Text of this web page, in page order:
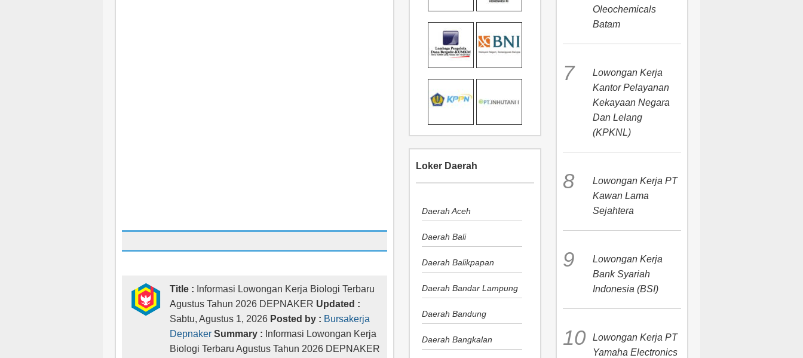
Title : Informasi Lowongan Kerja Biologi Terbaru
Agustus Tahun 2026 DEPNAKER Updated :
Sabtu, Agustus 1, 2026 Posted by : Bursakerja
Depnaker Summary : Informasi Lowongan Kerja
Biologi Terbaru Agustus Tahun 2026 DEPNAKER
Loker Daerah
Daerah Aceh
Daerah Bali
Daerah Balikpapan
Daerah Bandar Lampung
Daerah Bandung
Daerah Bangkalan
Oleochemicals
Batam
Lowongan Kerja
Kantor Pelayanan
Kekayaan Negara
Dan Lelang
(KPKNL)
Lowongan Kerja PT
Kawan Lama
Sejahtera
Lowongan Kerja
Bank Syariah
Indonesia (BSI)
Lowongan Kerja PT
Yamaha Electronics